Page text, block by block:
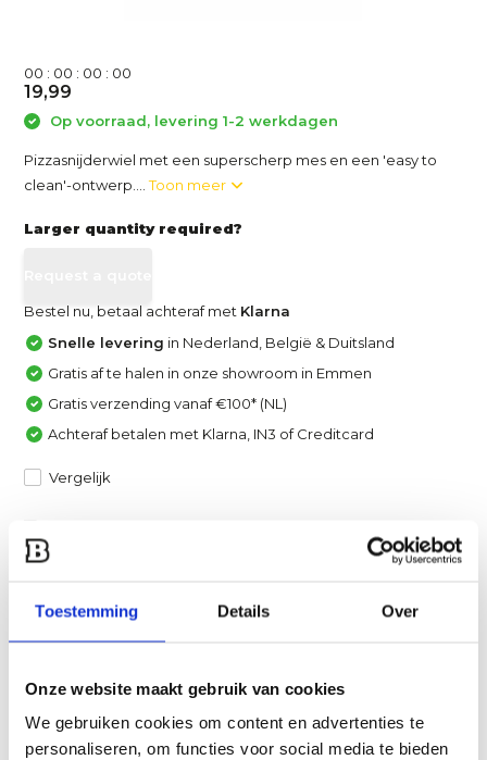
Toestemming Details Over
Onze website maakt gebruik van cookies
We gebruiken cookies om content en advertenties te
personaliseren, om functies voor social media te bieden
00 : 00 : 00 : 00
19,99
Op voorraad, levering 1-2 werkdagen
Pizzasnijderwiel met een superscherp mes en een 'easy to
clean'-ontwerp....Toon meer
Larger quantity required?
Bestel nu, betaal achteraf met Klarna
Snelle levering in Nederland, België & Duitsland
Gratis af te halen in onze showroom in Emmen
Gratis verzending vanaf €100* (NL)
Achteraf betalen met Klarna, IN3 of Creditcard
Vergelijk
Heb je een vraag over dit product?
Stuur ons een mail
Specificaties